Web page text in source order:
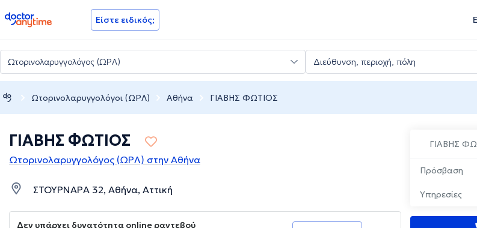
doctoranytime Είστε ειδικός;
Ωτορινολαρυγγολόγοι (ΩΡΛ) Αθήνα ΓΙΑΒΗΣ ΦΩΤΙΟΣ
ΓΙΑΒΗΣ
Πρόσβαση
Υπηρεσίες
ΓΙΑΒΗΣ ΦΩΤΙΟΣ
Ωτορινολαρυγγολόγος (ΩΡΛ) στην Αθήνα
ΣΤΟΥΡΝΑΡΑ 32, Αθήνα, Αττική
Δεν υπάρχει δυνατότητα online ραντεβού